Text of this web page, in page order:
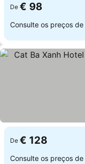
De € 98
Consulte os preços de
De € 128
Consulte os preços de